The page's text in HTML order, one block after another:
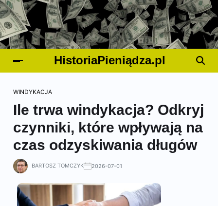
HistoriaPieniądza.pl
WINDYKACJA
Ile trwa windykacja? Odkryj
czynniki, które wpływają na
czas odzyskiwania długów
BARTOSZ TOMCZYK 2026-07-01